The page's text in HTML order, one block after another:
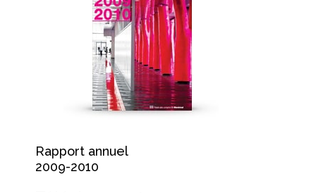
Rapport annuel
2009-2010